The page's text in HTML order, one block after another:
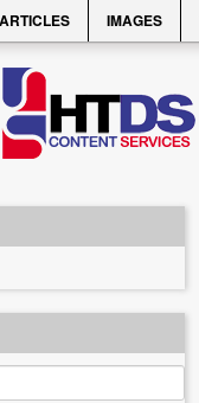
ARTICLES IMAGES